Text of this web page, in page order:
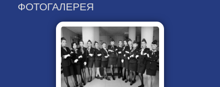
ФОТОГАЛЕРЕЯ